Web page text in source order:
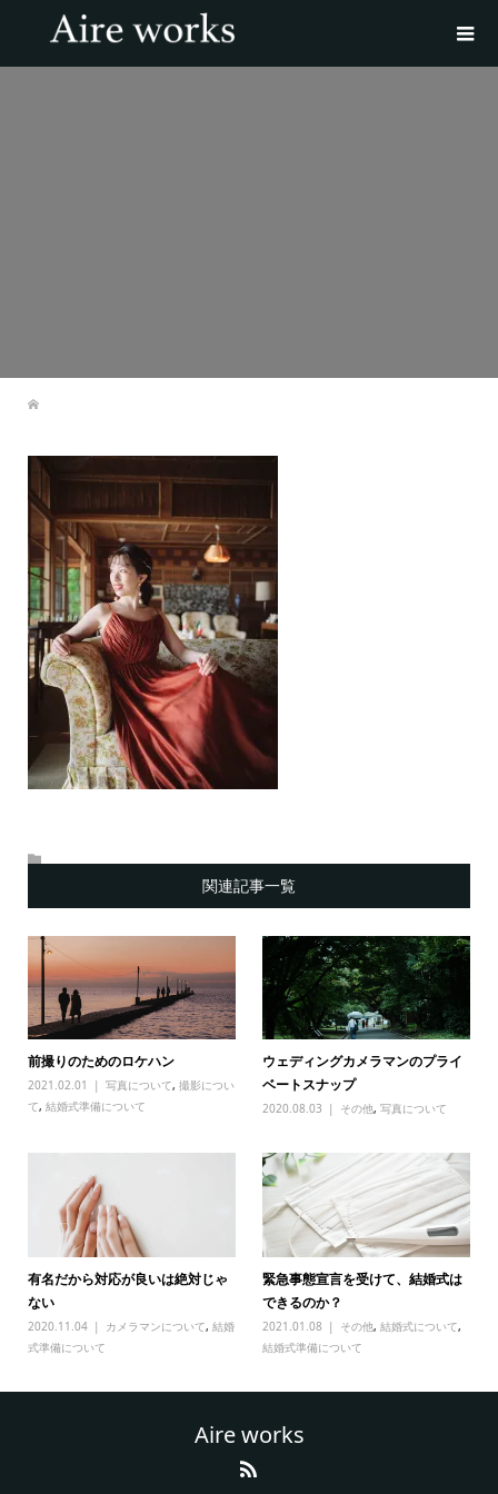
関連記事一覧
前撮りのためのロケハン
2021.02.01 写真について, 撮影につい
て, 結婚式準備について
ウェディングカメラマンのプライ
ベートスナップ
2020.08.03 その他,写真について
有名だから対応が良いは絶対じゃ
ない
2020.11.04 カメラマンについて, 結婚
式準備について
緊急事態宣言を受けて、結婚式は
できるのか？
2021.01.08 その他,結婚式について,
結婚式準備について
Aire works